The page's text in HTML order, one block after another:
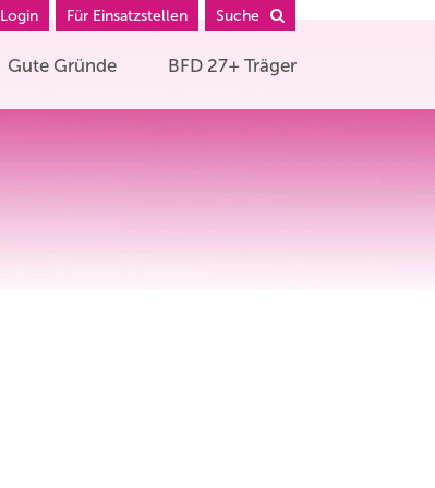
Login Für Einsatzstellen Suche
Gute Gründe BFD 27+ Träger